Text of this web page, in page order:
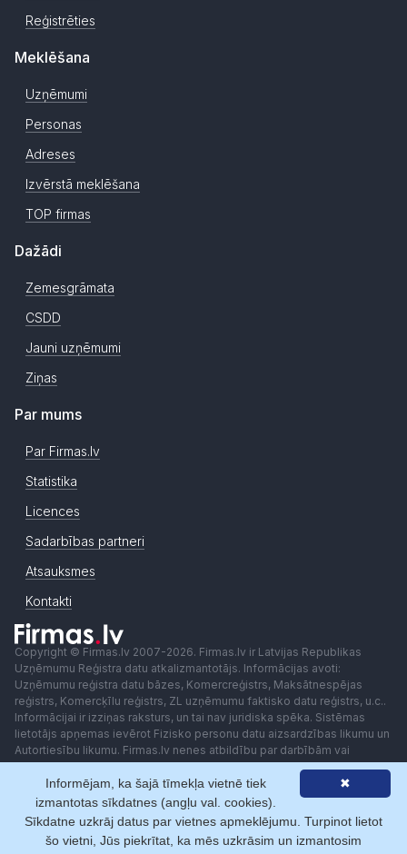
Reģistrēties
Meklēšana
Uzņēmumi
Personas
Adreses
Izvērstā meklēšana
TOP firmas
Dažādi
Zemesgrāmata
CSDD
Jauni uzņēmumi
Ziņas
Par mums
Par Firmas.lv
Statistika
Licences
Sadarbības partneri
Atsauksmes
Kontakti
Copyright © Firmas.lv 2007-2026. Firmas.lv ir Latvijas Republikas
Uzņēmumu Reģistra datu atkalizmantotājs. Informācijas avoti:
Uzņēmumu reģistra datu bāzes, Komercreģistrs, Maksātnespējas
reģistrs, Komercķīlu reģistrs, ZL uzņēmumu faktisko datu reģistrs, u.c..
Informācijai ir izziņas raksturs, un tai nav juridiska spēka. Sistēmas
lietotājs apņemas ievērot Fizisko personu datu aizsardzības likumu un
Autortiesību likumu. Firmas.lv nenes atbildību par darbībām vai
lēmumiem, kas balstīti uz saņemto pakalpojumu. Lietotājam aizliegts
izmantot jebkādas automatizētas sistēmas vai iekārtas (robotus)
piekļuvei sistēmai bez rakstiskas saskaņošanas ar Firmas.lv. Galvenā
redaktore: Ingūna Pempere.
Lietošanas noteikumi
Privātuma politika Norēķini ar
✖
Informējam, ka šajā tīmekļa vietnē tiek
izmantotas sīkdatnes (angļu val. cookies).
Sīkdatne uzkrāj datus par vietnes apmeklējumu. Turpinot lietot
šo vietni, Jūs piekrītat, ka mēs uzkrāsim un izmantosim